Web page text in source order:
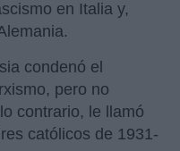
en Italia y,
condenó el
pero no
contrario, le llamó
católicos de 1931-